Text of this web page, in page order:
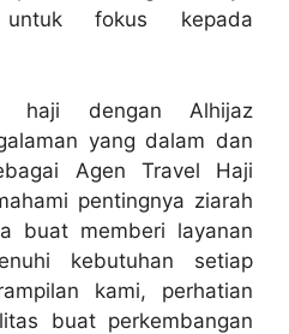
fokus kepada
haji dengan Alhijaz
yang dalam dan
Agen Travel Haji
pentingnya ziarah
buat memberi layanan
kebutuhan setiap
kami, perhatian
buat perkembangan